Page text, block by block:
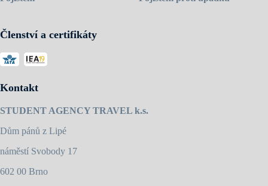
Členství a certifikáty
Kontakt
STUDENT AGENCY TRAVEL k.s.
Dům pánů z Lipé
náměstí Svobody 17
602 00 Brno